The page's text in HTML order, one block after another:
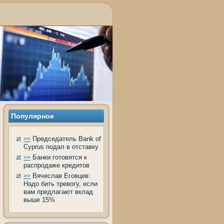
Популярнοе
>> Председатель Bank of
Cyprus подал в отставку
>> Банки готовятся к
распродаже кредитов
>> Вячеслав Еговцев:
Надо бить тревогу, если
вам предлагают вклад
выше 15%